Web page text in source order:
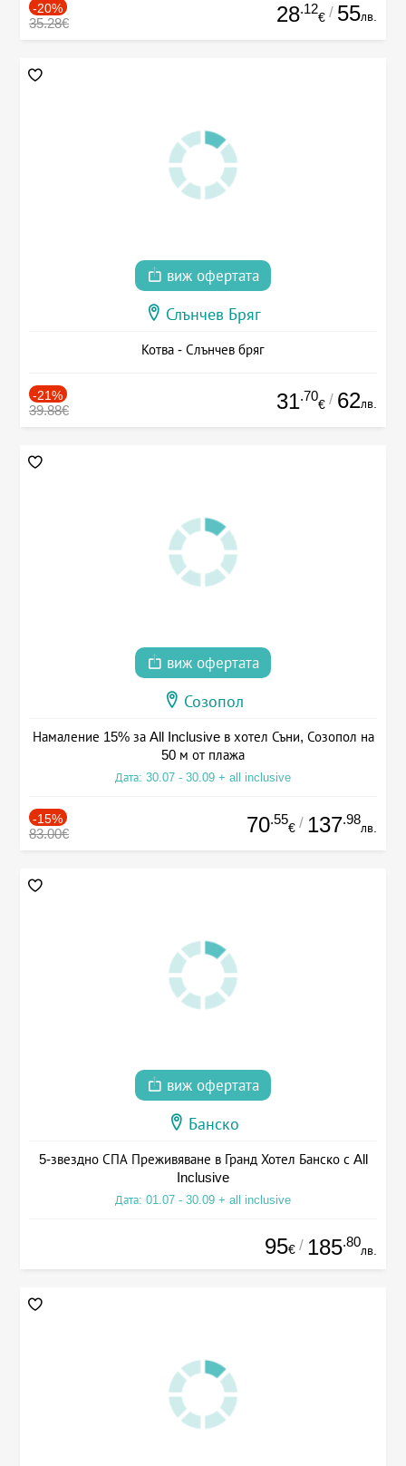
-20%
35.28€ 28.12
€ / 55лв.
виж офертата
Слънчев Бряг
Котва - Слънчев бряг
-21%
39.88€ 31.70
€ / 62лв.
виж офертата
Созопол
Намаление 15% за All Inclusive в хотел Съни, Созопол на
50 м от плажа
Дата: 30.07 - 30.09 + all inclusive
-15%
83.00€ 70.55
€ / 137.98
лв.
виж офертата
Банско
5-звездно СПА Преживяване в Гранд Хотел Банско с All
Inclusive
Дата: 01.07 - 30.09 + all inclusive
95€ / 185.80
лв.